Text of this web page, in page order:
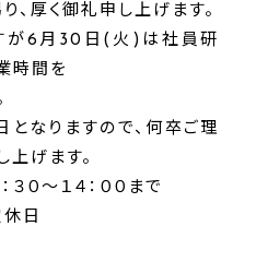
、厚く御礼申し上げます。
が6月30日(火)は社員研
時間を
なりますので、何卒ご理
上げます。
０～１４：００まで
日